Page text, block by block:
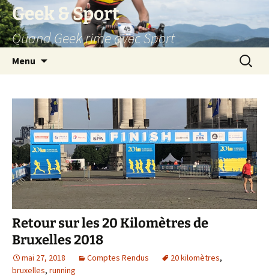
Aller
au
contenu
Geek & Sport
Quand Geek rime avec Sport
Menu
Retour sur les 20 Kilomètres de
Bruxelles 2018
mai 27, 2018 Comptes Rendus 20 kilomètres,
bruxelles, running